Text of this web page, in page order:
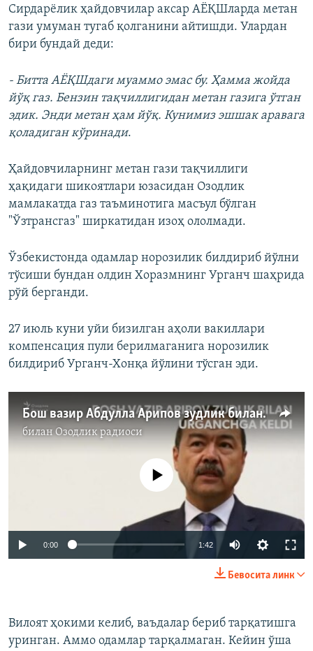
Сирдарёлик ҳайдовчилар аксар АЁҚШларда метан
гази умуман тугаб қолганини айтишди. Улардан
бири бундай деди:
- Битта АЁҚШдаги муаммо эмас бу. Ҳамма жойда
йўқ газ. Бензин тақчиллигидан метан газига ўтган
эдик. Энди метан ҳам йўқ. Кунимиз эшшак аравага
қоладиган кўринади.
Ҳайдовчиларнинг метан гази тақчиллиги
ҳақидаги шикоятлари юзасидан Озодлик
мамлакатда газ таъминотига масъул бўлган
"Ўзтрансгаз" ширкатидан изоҳ ололмади.
Ўзбекистонда одамлар норозилик билдириб йўлни
тўсиши бундан олдин Хоразмнинг Урганч шаҳрида
рўй берганди.
27 июль куни уйи бизилган аҳоли вакиллари
компенсация пули берилмаганига норозилик
билдириб Урганч-Хонқа йўлини тўсган эди.
Бош вазир Абдулла Арипов зудлик билан Урганчдаги намойишчилар билан учрашди
билан Озодлик радиоси
Айни дамда медиа-манба мавжуд эмас
0:00 1:42
Бевосита линк
Вилоят ҳокими келиб, ваъдалар бериб тарқатишга
уринган. Аммо одамлар тарқалмаган. Кейин ўша